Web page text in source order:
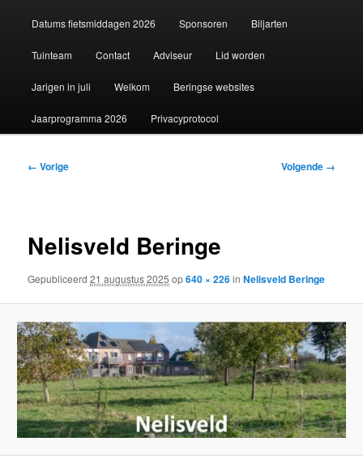
Datums fietsmiddagen 2026 Sponsoren Biljarten
Tuinteam Contact Adviseur Lid worden
Jarigen in juli Welkom Beringse websites
Jaarprogramma 2026 Privacyprotocol
Afbeeldingsnavigatie
← Vorige Volgende →
Nelisveld Beringe
Gepubliceerd21 augustus 2025 op640 × 226inNelisveld Beringe